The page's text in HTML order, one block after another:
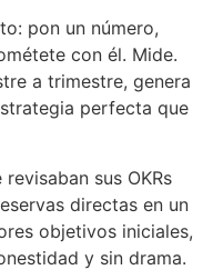
pon un número,
con él. Mide.
a trimestre, genera
perfecta que
sus OKRs
directas en un
objetivos iniciales,
y sin drama.